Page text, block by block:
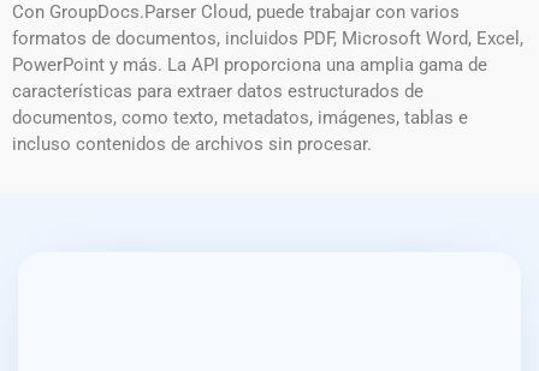
Con GroupDocs.Parser Cloud, puede trabajar con varios
formatos de documentos, incluidos PDF, Microsoft Word, Excel,
PowerPoint y más. La API proporciona una amplia gama de
características para extraer datos estructurados de
documentos, como texto, metadatos, imágenes, tablas e
incluso contenidos de archivos sin procesar.